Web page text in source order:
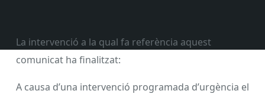
La intervenció a la qual fa referència aquest
comunicat ha finalitzat:
A causa d’una intervenció programada d’urgència el